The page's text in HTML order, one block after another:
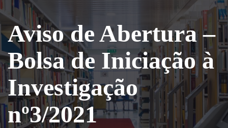
Aviso de Abertura –
Bolsa de Iniciação à
Investigação
nº3/2021